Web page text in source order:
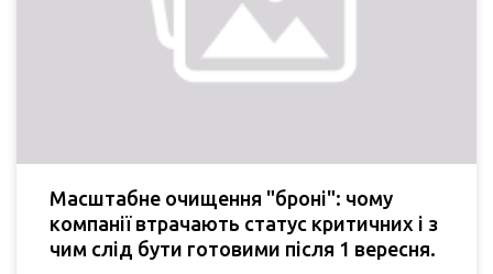
Масштабне очищення "броні": чому
компанії втрачають статус критичних і з
чим слід бути готовими після 1 вересня.